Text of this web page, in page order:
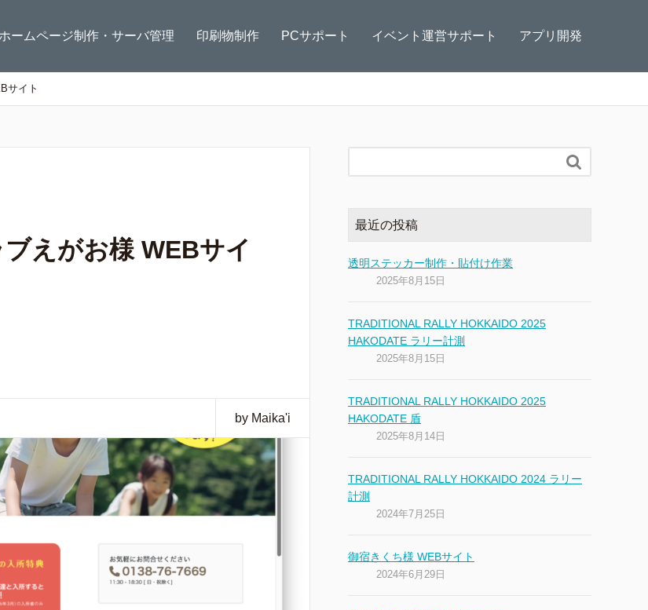
ホームページ制作・サーバ管理 印刷物制作 PCサポート イベント運営サポート アプリ開発
サイト
えがお様 WEBサイ
by Maika'i

最近の投稿
透明ステッカー制作・貼付け作業
2025年8月15日
TRADITIONAL RALLY HOKKAIDO 2025
HAKODATE ラリー計測
2025年8月15日
TRADITIONAL RALLY HOKKAIDO 2025
HAKODATE 盾
2025年8月14日
TRADITIONAL RALLY HOKKAIDO 2024 ラリー
計測
2024年7月25日
御宿きくち様 WEBサイト
2024年6月29日